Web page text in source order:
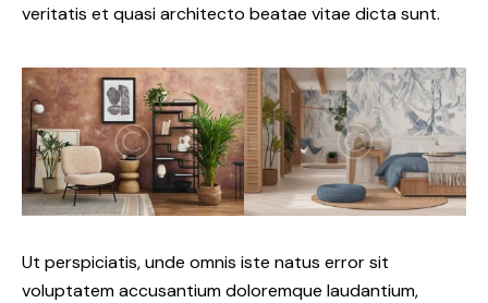
veritatis et quasi architecto beatae vitae dicta sunt.
Ut perspiciatis, unde omnis iste natus error sit
voluptatem accusantium doloremque laudantium,